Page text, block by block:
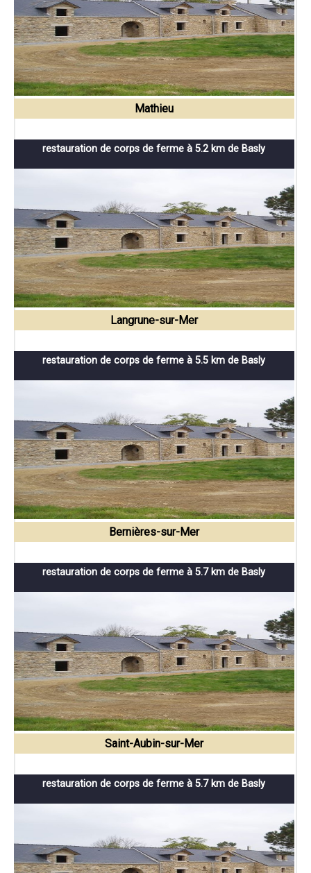
Mathieu
restauration de corps de ferme à 5.2 km de Basly
Langrune-sur-Mer
restauration de corps de ferme à 5.5 km de Basly
Bernières-sur-Mer
restauration de corps de ferme à 5.7 km de Basly
Saint-Aubin-sur-Mer
restauration de corps de ferme à 5.7 km de Basly